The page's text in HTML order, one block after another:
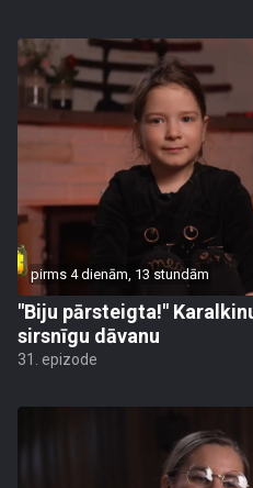
pirms 4 dienām, 13 stundām
"Biju pārsteigta!"
sirsnīgu dāvanu
31. epizode